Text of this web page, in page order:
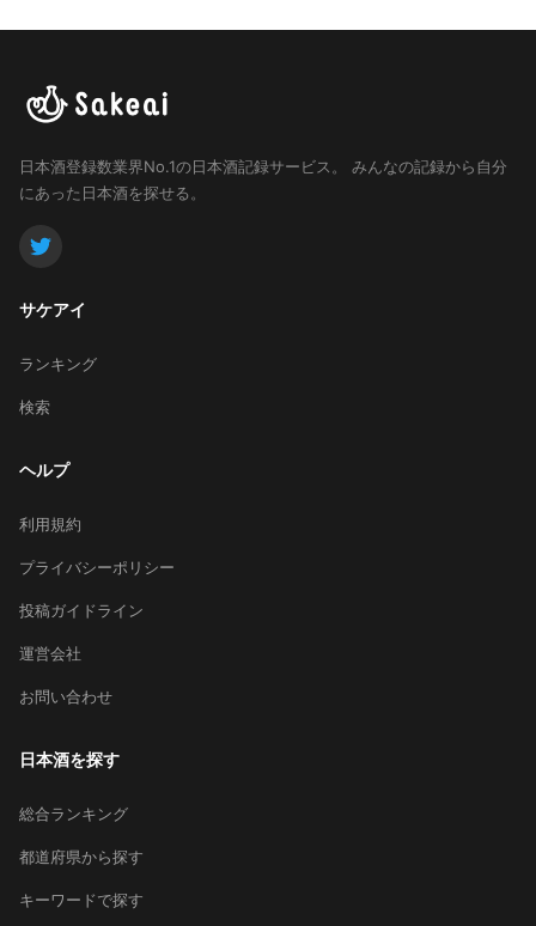
日本酒登録数業界No.1の日本酒記録サービス。
みんなの記録から自分
にあった日本酒を探せる。
サケアイ
ランキング
検索
ヘルプ
利用規約
プライバシーポリシー
投稿ガイドライン
運営会社
お問い合わせ
日本酒を探す
総合ランキング
都道府県から探す
キーワードで探す